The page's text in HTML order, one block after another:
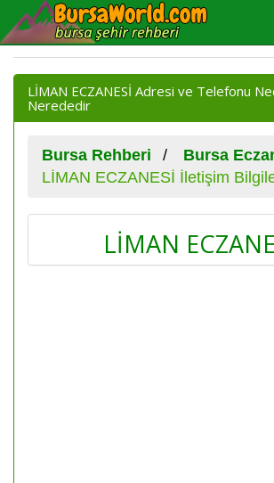
LİMAN ECZANESİ Adresi ve Telefonu
Nerededir
Bursa Rehberi
Bursa
LİMAN ECZANESİ İletişim
LİMAN